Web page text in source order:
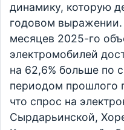
динамику, которую
годовом выражении.
месяцев 2025-го
электромобилей
на 62,6% больше по
периодом прошлого
что спрос на
Сырдарьинской,